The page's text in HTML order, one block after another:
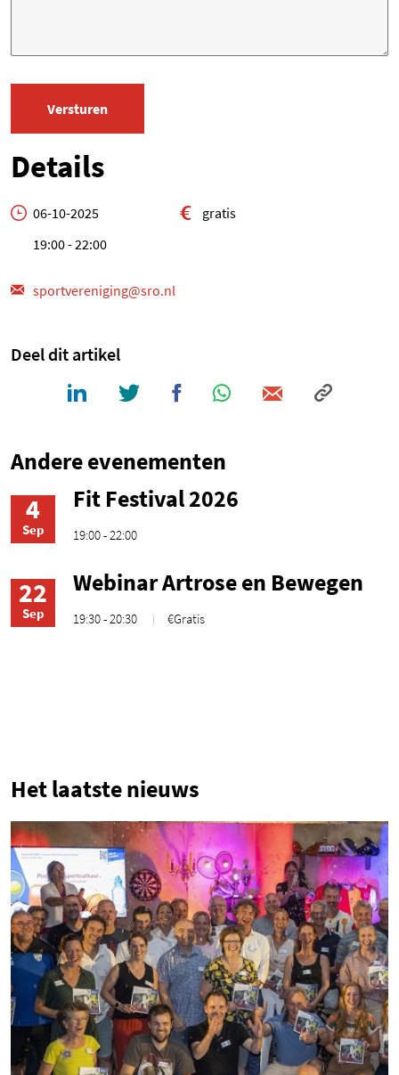
Details
06-10-2025
19:00 - 22:00
gratis
sportvereniging@sro.nl
Deel dit artikel
Andere evenementen
4
Sep
Fit Festival 2026
19:00 - 22:00
22
Sep
Webinar Artrose en Bewegen
19:30 - 20:30 €Gratis
Het laatste nieuws